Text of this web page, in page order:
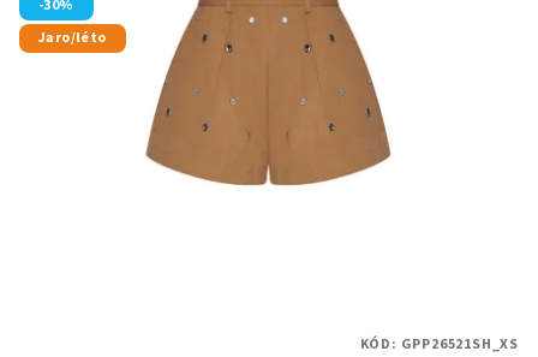
-30%
Jaro/léto
KÓD: GPP26521SH_XS